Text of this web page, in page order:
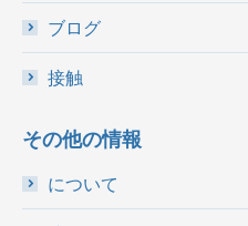
ブログ
接触
その他の情報
について